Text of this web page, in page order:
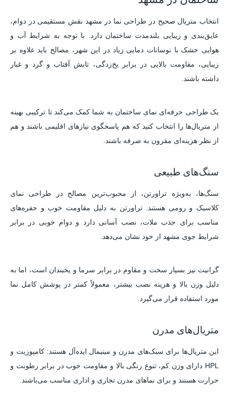
انتخاب متریال صحیح در طراحی نما در مشهد نقش مستقیمی در دوام،
عایق‌بندی و زیبایی بلندمدت ساختمان دارد. با توجه به شرایط آب و
هوایی خشک با نوسانات دمایی زیاد در این شهر، مصالح باید علاوه بر
زیبایی، مقاومت بالایی در برابر یخ‌زدگی، تابش آفتاب و گرد و غبار
داشته باشند.
یک طراحی حرفه‌ای نمای ساختمان به شما کمک می‌کند تا ترکیبی بهینه
از متریال‌ها را انتخاب کنید که هم پاسخگوی نیازهای اقلیمی باشند و هم
از نظر هزینه‌ای مقرون به صرفه باشند.
سنگ‌های طبیعی
سنگ‌ها، به‌ویژه تراورتن، از محبوب‌ترین مصالح در طراحی نمای
کلاسیک و رومی هستند. تراورتن به دلیل مقاومت خوب و حفره‌های
مناسب برای جذب ملات، نصب آسانی دارد و دوام خوبی در برابر
شرایط جوی مشهد از خود نشان می‌دهد.
گرانیت نیز بسیار سخت و مقاوم در برابر سرما و یخبندان است، اما به
دلیل وزن بالا و هزینه نصب بیشتر، معمولاً کمتر در پوشش کامل نما
مورد استفاده قرار می‌گیرد.
متریال‌های مدرن
این متریال‌ها برای سبک‌های مدرن و مینیمال ایده‌آل هستند: کامپوزیت و
HPL دارای وزن کم، تنوع رنگی بالا و مقاومت خوب در برابر رطوبت و
حرارت هستند و برای نماهای مدرن تجاری و اداری مناسب می‌باشند.